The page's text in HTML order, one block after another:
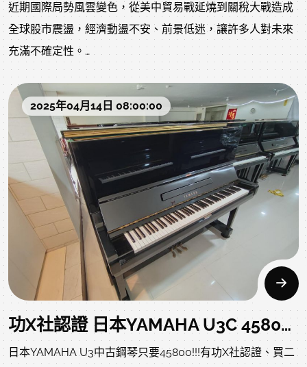
近期國際局勢風雲變色，從美中貿易戰延燒到關稅大戰造成
全球股市震盪，經濟動盪不安、前景低迷，讓許多人對未來
充滿不確定性。
在這樣的大環境下，「關稅上升」、「進口成本增加」早已
不是新聞，而這波趨勢也正式衝擊到台灣的鋼琴市場，尤其
是最受歡迎的 日本YAMAHA鋼琴，未來價格只會漲、不會
跌!
你沒聽錯，日本鋼琴漲價幾乎是確定的趨勢。
不只是因為貨幣匯率波動，日本當地原物料與人工成本也持
續上升，加上全球運輸成本逐漸回穩卻未見下降。
對於從日本進口的商家來說，壓力可不小，但也正因如此，
共體時艱，我們回饋顧客..
特別再優惠釋出僅剩的4台日本YAMAHA二手鋼琴，趁還沒
2025年04月14日 08:00:00
功X社認證 日本YAMAHA U3C 45800 二手鋼琴 內外已清潔整理 歡迎比較比價喔!
日本YAMAHA U3中古鋼琴只要45800!!!有功X社認證、買二